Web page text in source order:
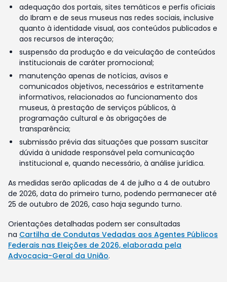
adequação dos portais, sites temáticos e perfis oficiais
do Ibram e de seus museus nas redes sociais, inclusive
quanto à identidade visual, aos conteúdos publicados e
aos recursos de interação;
suspensão da produção e da veiculação de conteúdos
institucionais de caráter promocional;
manutenção apenas de notícias, avisos e
comunicados objetivos, necessários e estritamente
informativos, relacionados ao funcionamento dos
museus, à prestação de serviços públicos, à
programação cultural e às obrigações de
transparência;
submissão prévia das situações que possam suscitar
dúvida à unidade responsável pela comunicação
institucional e, quando necessário, à análise jurídica.
As medidas serão aplicadas de 4 de julho a 4 de outubro
de 2026, data do primeiro turno, podendo permanecer até
25 de outubro de 2026, caso haja segundo turno.
Orientações detalhadas podem ser consultadas
na Cartilha de Condutas Vedadas aos Agentes Públicos
Federais nas Eleições de 2026, elaborada pela
Advocacia-Geral da União.